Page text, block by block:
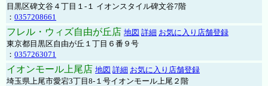
目黒区碑文谷４丁目１-１ イオンスタイル碑文谷7階
： 0357208661
フレル・ウィズ自由が丘店 地図 詳細 お気に入り店舗登録
東京都目黒区自由が丘１丁目６番９号
： 0357263071
イオンモール上尾店 地図 詳細 お気に入り店舗登録
埼玉県上尾市愛宕3丁目8-１号イオンモール上尾２階